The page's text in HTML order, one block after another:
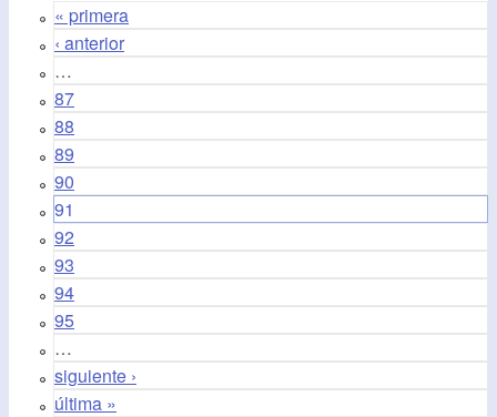
« primera
‹ anterior
…
87
88
89
90
91
92
93
94
95
…
siguiente ›
última »